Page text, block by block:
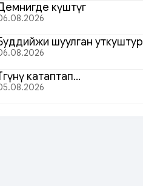
күштүг
шуулган уткуштур
катаптап…